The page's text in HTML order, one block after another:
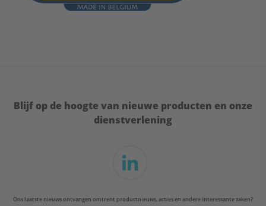
Blijf op de hoogte van nieuwe producten en onze
dienstverlening
Ons laatste nieuws ontvangen omtrent productnieuws, acties en andere interessante zaken?